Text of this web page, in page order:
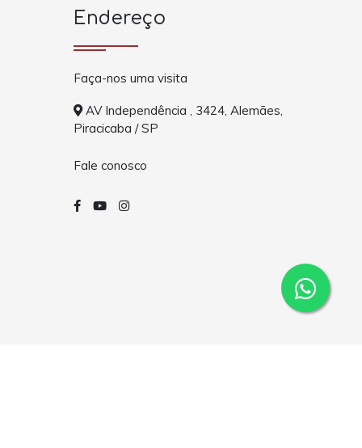
Endereço
Faça-nos uma visita
AV Independência , 3424, Alemães,
Piracicaba / SP
Fale conosco